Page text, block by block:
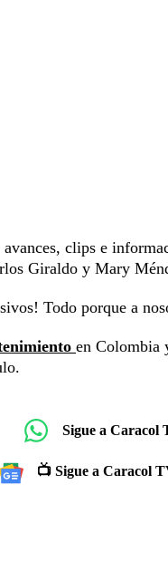
clips e
Giraldo y Mary
Todo porque a
en Colombia
Sigue a Caracol
📺 Sigue a Caracol